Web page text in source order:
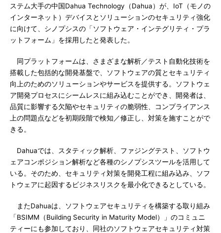
ステム大手の中国Dahua Technology（Dahua）が、IoT（モノの
インターネット）デバイスとソリューションのセキュリティ強化
に向けて、シノプシスの「ソフトウェア・インテグリティ・プラ
ットフォーム」を採用したと発表した。
同プラットフォームは、さまざまな解析／テスト自動化技術を
搭載した包括的な開発基盤で、ソフトウェアの質とセキュリティ
向上のためのソリューションやサービスを提供する。ソフトウェ
ア開発プロセスにシームレスに組み込むことができ、開発者は、
品質に影響する欠陥やセキュリティの脆弱性、コンプライアンス
上の問題点などを初期段階で検知／修正し、対策を施すことがで
きる。
Dahuaでは、スタティック解析、ファジングテスト、ソフトウ
ェアコンポジション解析など各種のシノプシスツールを活用して
いる。そのため、セキュリティ対策を開発工程に組み込み、ソフ
トウェアに起因するビジネスリスクを最小化できるとしている。
またDahuaは、ソフトウェアセキュリティを構築する取り組み
「BSIMM（Building Security in Maturity Model）」のコミュニ
ティーにも参加しており、同社のソフトウェアセキュリティ対策